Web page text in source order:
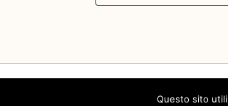
Questo sito